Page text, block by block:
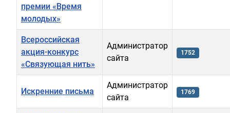
премии «Время
молодых»
Всероссийская
акция-конкурс
«Связующая нить»
Администратор
сайта
1752
Искренние письма
Администратор
сайта
1769